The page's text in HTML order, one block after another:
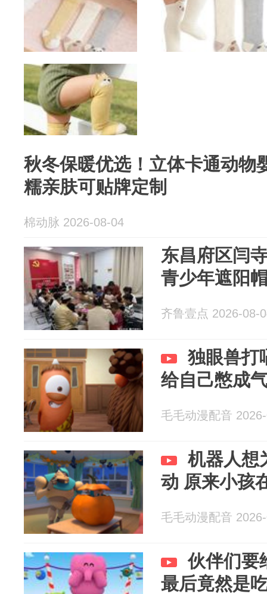
秋冬保暖优选！立体卡通动物
糯亲肤可贴牌定制
棉动脉 2026-08-04
东昌府区闫
青少年遮阳
齐鲁壹点 2026-08-
独眼兽打
给自己憋成
毛毛动漫配音
机器人想
动 原来小孩
毛毛动漫配音
伙伴们要
最后竟然是